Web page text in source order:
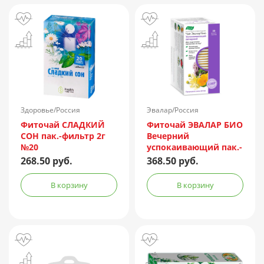
Здоровье/Россия
Фиточай СЛАДКИЙ
СОН пак.-фильтр 2г
№20
268.50 руб.
В корзину
Эвалар/Россия
Фиточай ЭВАЛАР БИО
Вечерний
успокаивающий пак.-
фильтр 2г №20
368.50 руб.
В корзину